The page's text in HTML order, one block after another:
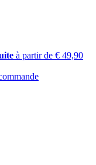
à partir de € 49,90